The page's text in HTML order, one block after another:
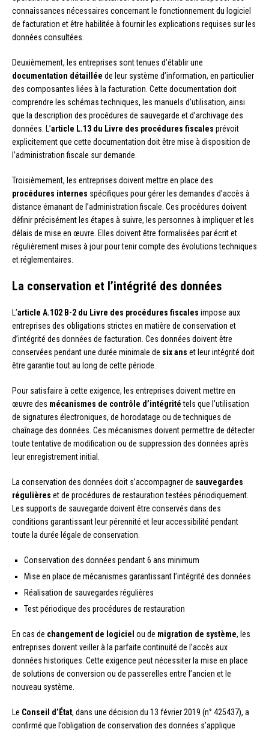
connaissances nécessaires concernant le fonctionnement du logiciel
de facturation et être habilitée à fournir les explications requises sur les
données consultées.
Deuxièmement, les entreprises sont tenues d’établir une
documentation détaillée de leur système d’information, en particulier
des composantes liées à la facturation. Cette documentation doit
comprendre les schémas techniques, les manuels d’utilisation, ainsi
que la description des procédures de sauvegarde et d’archivage des
données. L’article L.13 du Livre des procédures fiscales prévoit
explicitement que cette documentation doit être mise à disposition de
l’administration fiscale sur demande.
Troisièmement, les entreprises doivent mettre en place des
procédures internes spécifiques pour gérer les demandes d’accès à
distance émanant de l’administration fiscale. Ces procédures doivent
définir précisément les étapes à suivre, les personnes à impliquer et les
délais de mise en œuvre. Elles doivent être formalisées par écrit et
régulièrement mises à jour pour tenir compte des évolutions techniques
et réglementaires.
La conservation et l’intégrité des données
L’article A.102 B-2 du Livre des procédures fiscales impose aux
entreprises des obligations strictes en matière de conservation et
d’intégrité des données de facturation. Ces données doivent être
conservées pendant une durée minimale de six ans et leur intégrité doit
être garantie tout au long de cette période.
Pour satisfaire à cette exigence, les entreprises doivent mettre en
œuvre des mécanismes de contrôle d’intégritétels que l’utilisation
de signatures électroniques, de horodatage ou de techniques de
chaînage des données. Ces mécanismes doivent permettre de détecter
toute tentative de modification ou de suppression des données après
leur enregistrement initial.
La conservation des données doit s’accompagner de sauvegardes
régulières et de procédures de restauration testées périodiquement.
Les supports de sauvegarde doivent être conservés dans des
conditions garantissant leur pérennité et leur accessibilité pendant
toute la durée légale de conservation.
Conservation des données pendant 6 ans minimum
Mise en place de mécanismes garantissant l’intégrité des données
Réalisation de sauvegardes régulières
Test périodique des procédures de restauration
En cas de changement de logiciel ou de migration de système, les
entreprises doivent veiller à la parfaite continuité de l’accès aux
données historiques. Cette exigence peut nécessiter la mise en place
de solutions de conversion ou de passerelles entre l’ancien et le
nouveau système.
Le Conseil d’État, dans une décision du 13 février 2019 (n° 425437), a
confirmé que l’obligation de conservation des données s’applique